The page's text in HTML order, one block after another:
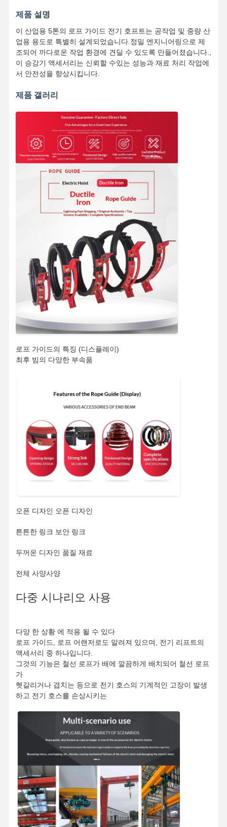
모든 케이스
지금 챗팅하
세요
기중기
기어 모터 및 브레이크
수송 설비
리프팅 장치
크레인 용품
제품 설명
이 산업용 5톤의 로프 가이드 전기 호프트는 공작업 및 중량 산
업용 용도로 특별히 설계되었습니다.정밀 엔지니어링으로 제
조되어 까다로운 작업 환경에 견딜 수 있도록 만들어졌습니다.,
이 승강기 액세서리는 신뢰할 수있는 성능과 재료 처리 작업에
서 안전성을 향상시킵니다.
제품 갤러리
로프 가이드의 특징 (디스플레이)
최후 빔의 다양한 부속품
오픈 디자인 오픈 디자인
튼튼한 링크 보안 링크
두꺼운 디자인 품질 재료
전체 사양사양
다중 시나리오 사용
다양 한 상황 에 적용 될 수 있다
로프 가이드, 로프 어랜저로도 알려져 있으며, 전기 리프트의
액세서리 중 하나입니다.
그것의 기능은 철선 로프가 배에 깔끔하게 배치되어 철선 로프
가
헷갈리거나 겹치는 등으로 전기 호스의 기계적인 고장이 발생
하고 전기 호스를 손상시키는